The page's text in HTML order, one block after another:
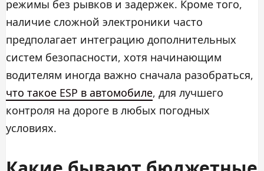
режимы без рывков и задержек. Кроме того,
наличие сложной электроники часто
предполагает интеграцию дополнительных
систем безопасности, хотя начинающим
водителям иногда важно сначала разобраться,
что такое ESP в автомобиле, для лучшего
контроля на дороге в любых погодных
условиях.